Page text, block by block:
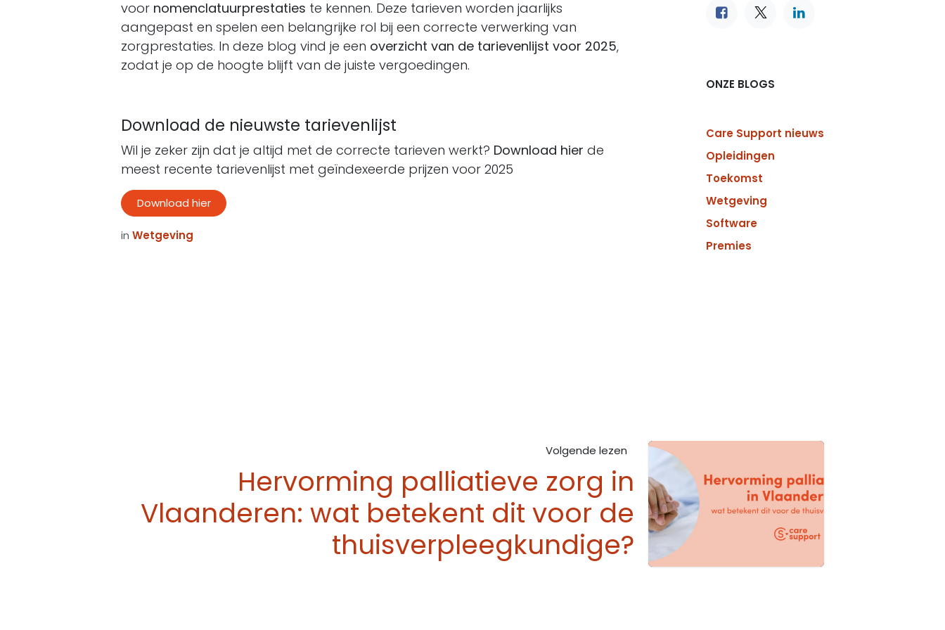
voor nomenclatuurprestaties te kennen. Deze tarieven worden jaarlijks
aangepast en spelen een belangrijke rol bij een correcte verwerking van
zorgprestaties. In deze blog vind je een overzicht van de tarievenlijst voor 2025,
zodat je op de hoogte blijft van de juiste vergoedingen.
Download de nieuwste tarievenlijst
Wil je zeker zijn dat je altijd met de correcte tarieven werkt? Download hier de
meest recente tarievenlijst met geïndexeerde prijzen voor 2025
Download hier
in Wetgeving
ONZE BLOGS
Care Support nieuws
Opleidingen
Toekomst
Wetgeving
Software
Premies
Volgende lezen
Hervorming palliatieve zorg in
Vlaanderen: wat betekent dit voor de
thuisverpleegkundige?